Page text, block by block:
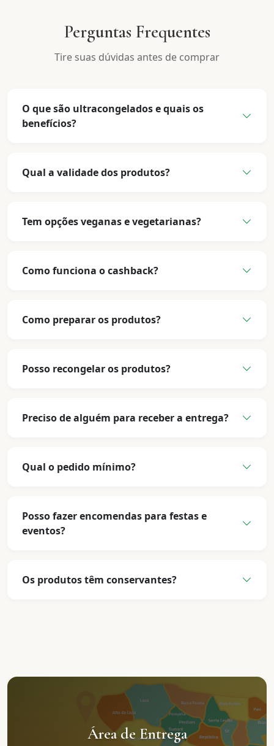
Perguntas Frequentes
Tire suas dúvidas antes de comprar
O que são ultracongelados e quais os
benefícios?
Qual a validade dos produtos?
Tem opções veganas e vegetarianas?
Como funciona o cashback?
Como preparar os produtos?
Posso recongelar os produtos?
Preciso de alguém para receber a entrega?
Qual o pedido mínimo?
Posso fazer encomendas para festas e
eventos?
Os produtos têm conservantes?
Área de Entrega